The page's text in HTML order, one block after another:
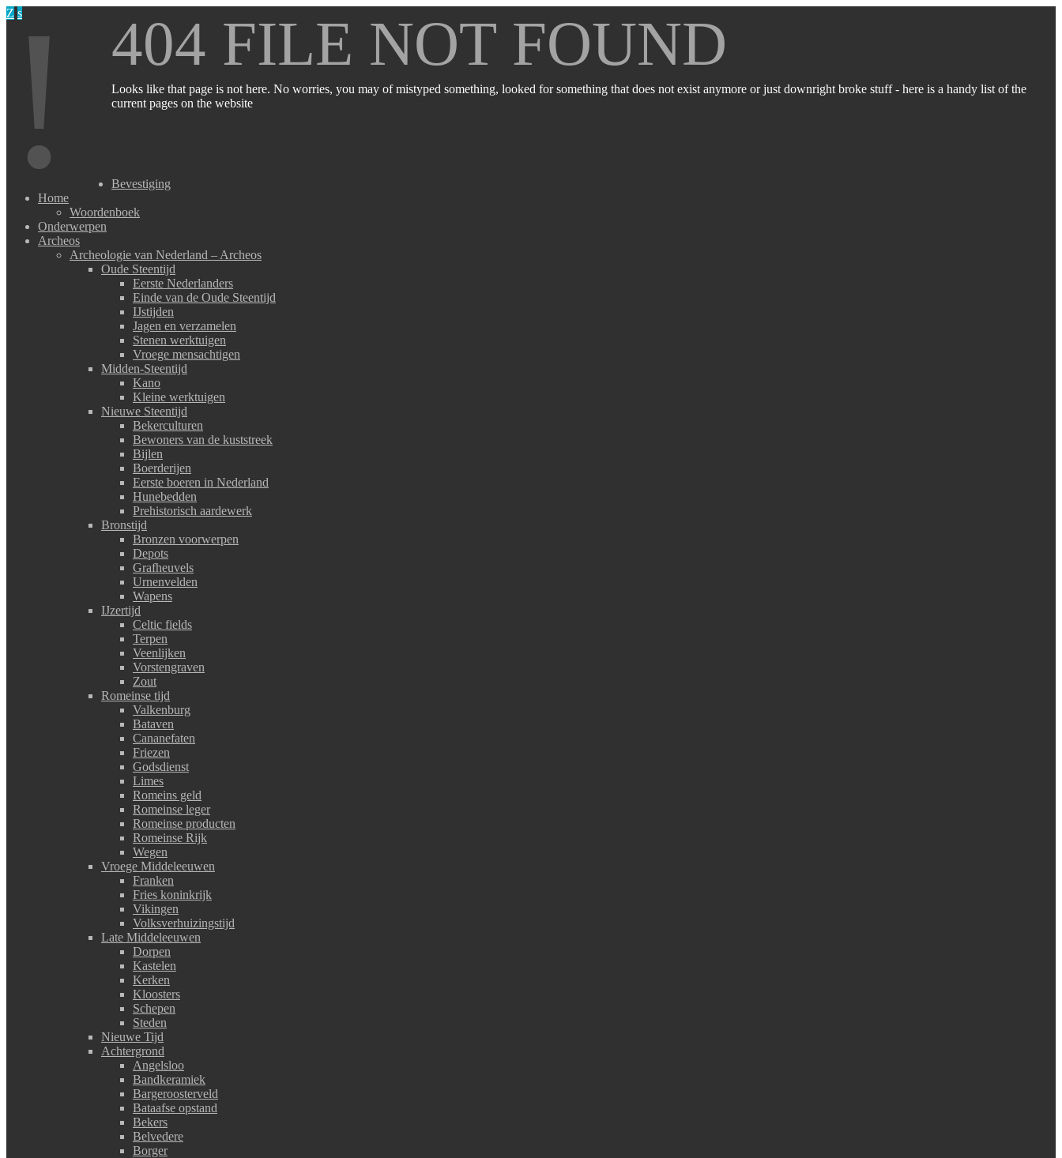
Z s ! 404 FILE NOT FOUND
Looks like that page is not here. No worries, you may of mistyped something, looked for something that does not exist anymore or just downright broke stuff - here is a handy list of the
current pages on the website
Bevestiging
Home
Woordenboek
Onderwerpen
Archeos
Archeologie van Nederland – Archeos
Oude Steentijd
Eerste Nederlanders
Einde van de Oude Steentijd
IJstijden
Jagen en verzamelen
Stenen werktuigen
Vroege mensachtigen
Midden-Steentijd
Kano
Kleine werktuigen
Nieuwe Steentijd
Bekerculturen
Bewoners van de kuststreek
Bijlen
Boerderijen
Eerste boeren in Nederland
Hunebedden
Prehistorisch aardewerk
Bronstijd
Bronzen voorwerpen
Depots
Grafheuvels
Urnenvelden
Wapens
IJzertijd
Celtic fields
Terpen
Veenlijken
Vorstengraven
Zout
Romeinse tijd
Valkenburg
Bataven
Cananefaten
Friezen
Godsdienst
Limes
Romeins geld
Romeinse leger
Romeinse producten
Romeinse Rijk
Wegen
Vroege Middeleeuwen
Franken
Fries koninkrijk
Vikingen
Volksverhuizingstijd
Late Middeleeuwen
Dorpen
Kastelen
Kerken
Kloosters
Schepen
Steden
Nieuwe Tijd
Achtergrond
Angelsloo
Bandkeramiek
Bargeroosterveld
Bataafse opstand
Bekers
Belvedere
Borger